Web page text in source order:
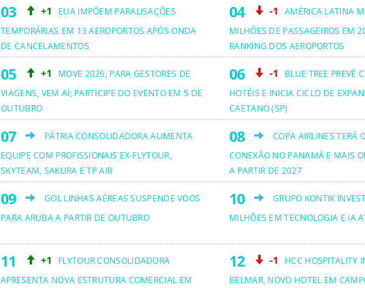
+1
EUA IMPÕEM PARALISAÇÕES
TEMPORÁRIAS EM 13 AEROPORTOS APÓS ONDA
DE CANCELAMENTOS
-1
AMÉRICA LATINA
MILHÕES DE PASSAGEIROS EM
RANKING DOS AEROPORTOS
+1
MOVE 2026, PARA GESTORES DE
VIAGENS, VEM AÍ; PARTICIPE DO EVENTO EM 5 DE
OUTUBRO
-1
BLUE TREE PREVÊ
HOTÉIS E INICIA CICLO DE
CAETANO (SP)
PÁTRIA CONSOLIDADORA AUMENTA
EQUIPE COM PROFISSIONAIS EX-FLYTOUR,
SKYTEAM, SAKURA E TP AIR
COPA AIRLINES TERÁ
CONEXÃO NO PANAMÁ E MAIS
A PARTIR DE 2027
GOL LINHAS AÉREAS SUSPENDE VOOS
PARA ARUBA A PARTIR DE OUTUBRO
GRUPO KONTIK
MILHÕES EM TECNOLOGIA E IA
+1
FLYTOUR CONSOLIDADORA
APRESENTA NOVA ESTRUTURA COMERCIAL EM
-1
HCC HOSPITALITY
BELMAR, NOVO HOTEL EM